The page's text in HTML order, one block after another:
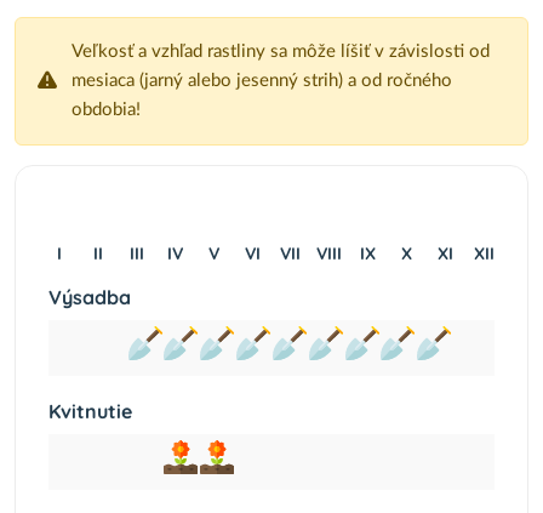
Veľkosť a vzhľad rastliny sa môže líšiť v závislosti od
mesiaca (jarný alebo jesenný strih) a od ročného
obdobia!
I II III IV V VI VII VIII IX X XI XII
Výsadba
Kvitnutie